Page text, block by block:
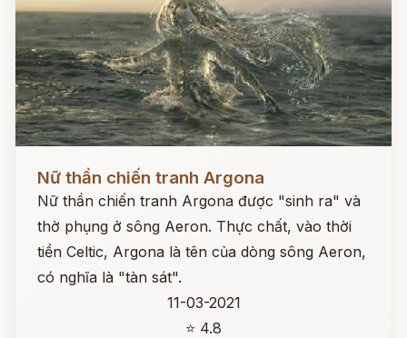
Nữ thần chiến tranh Argona
Nữ thần chiến tranh Argona được "sinh ra" và
thờ phụng ở sông Aeron. Thực chất, vào thời
tiền Celtic, Argona là tên của dòng sông Aeron,
có nghĩa là "tàn sát".
11-03-2021
⭐ 4.8